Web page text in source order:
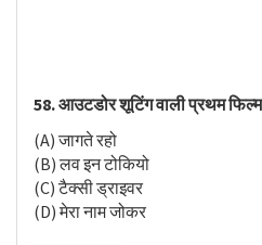
58. आउटडोर शूटिंग वाली प्रथम
(A) जागते रहो
(B) लव इन टोकियो
(C) टैक्सी ड्राइवर
(D) मेरा नाम जोकर